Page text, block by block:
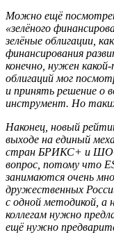
Можно ещё
«зелёного
зелёные облигации,
финансирования
конечно, нужен
облигаций мог
и принять решение о
инструмент. Но
Наконец, новый
выходе на единый
стран БРИКС+ и
вопрос, потому что
занимаются очень
дружественных
с одной методикой, а
коллегам нужно
ещё нужно